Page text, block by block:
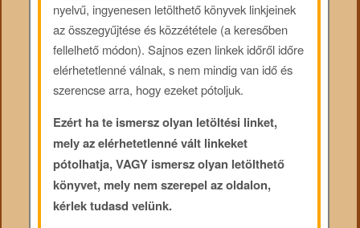
nyelvű, ingyenesen letölthető könyvek linkjeinek
az összegyűjtése és közzététele (a keresőben
fellelhető módon). Sajnos ezen linkek időről időre
elérhetetlenné válnak, s nem mindig van idő és
szerencse arra, hogy ezeket pótoljuk.
Ezért ha te ismersz olyan letöltési linket,
mely az elérhetetlenné vált linkeket
pótolhatja, VAGY ismersz olyan letölthető
könyvet, mely nem szerepel az oldalon,
kérlek tudasd velünk.